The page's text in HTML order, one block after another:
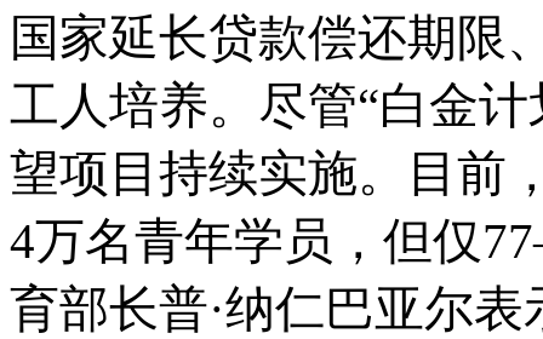
国家延长贷款偿还期限
工人培养。尽管“白金
望项目持续实施。目前
4万名青年学员，但仅
育部长普·纳仁巴亚尔